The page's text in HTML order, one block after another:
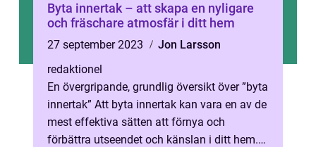
Byta innertak – att skapa en nyligare
och fräschare atmosfär i ditt hem
27 september 2023
Jon Larsson
redaktionel
En övergripande, grundlig översikt över ”byta
innertak” Att byta innertak kan vara en av de
mest effektiva sätten att förnya och
förbättra utseendet och känslan i ditt hem.